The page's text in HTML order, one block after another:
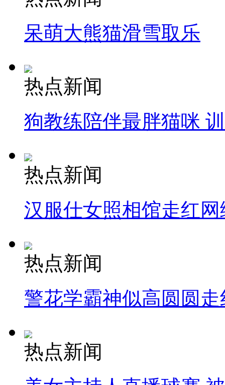
呆萌大熊猫滑雪取乐
热点新闻
狗教练陪伴最胖猫咪
热点新闻
汉服仕女照相馆走红网
热点新闻
警花学霸神似高圆圆走
热点新闻